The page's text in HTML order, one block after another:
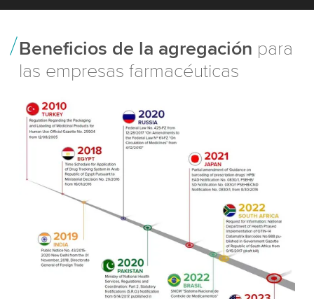
Beneficios de la agregación para
las empresas farmacéuticas